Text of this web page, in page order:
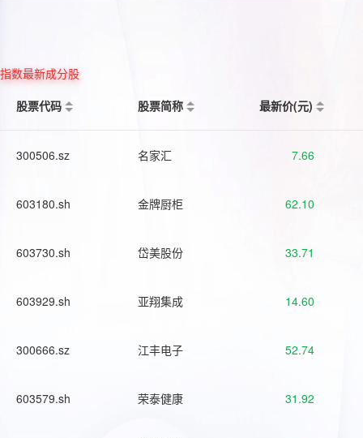
指数最新成分股
股票代码
股票简称 最新价(元)
300506.sz 名家汇 7.66
603180.sh 金牌厨柜 62.10
603730.sh 岱美股份 33.71
603929.sh 亚翔集成 14.60
300666.sz 江丰电子 52.74
603579.sh 荣泰健康 31.92